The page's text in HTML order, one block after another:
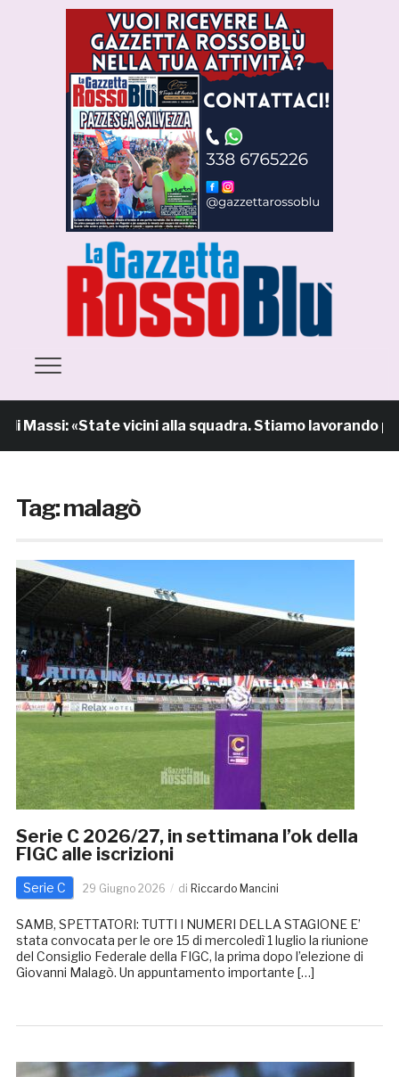
«State vicini alla squadra. Stiamo lavorando per
Tag:malagò
Serie C 2026/27, in settimana l’ok della
FIGC alle iscrizioni
Serie C 29 Giugno 2026 di Riccardo Mancini
SAMB, SPETTATORI: TUTTI I NUMERI DELLA STAGIONE E’
stata convocata per le ore 15 di mercoledì 1 luglio la riunione
del Consiglio Federale della FIGC, la prima dopo l’elezione di
Giovanni Malagò. Un appuntamento importante […]